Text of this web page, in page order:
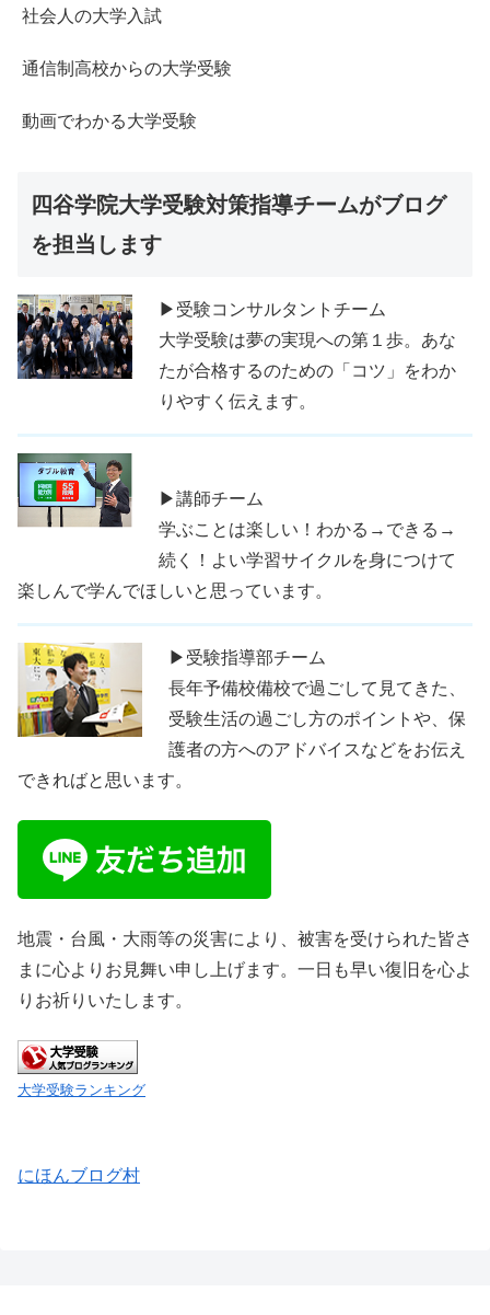
社会人の大学入試
通信制高校からの大学受験
動画でわかる大学受験
四谷学院大学受験対策指導チームがブログ
を担当します
▶受験コンサルタントチーム
大学受験は夢の実現への第１歩。あな
たが合格するのための「コツ」をわか
りやすく伝えます。
▶講師チーム
学ぶことは楽しい！わかる→できる→
続く！よい学習サイクルを身につけて
楽しんで学んでほしいと思っています。
▶受験指導部チーム
長年予備校備校で過ごして見てきた、
受験生活の過ごし方のポイントや、保
護者の方へのアドバイスなどをお伝え
できればと思います。
地震・台風・大雨等の災害により、被害を受けられた皆さ
まに心よりお見舞い申し上げます。一日も早い復旧を心よ
りお祈りいたします。
大学受験ランキング
にほんブログ村